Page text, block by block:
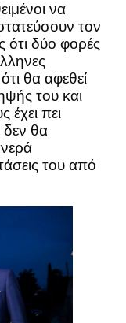
να
τον
ότι δύο φορές
θα αφεθεί
του και
έχει πει
δεν θα
του από